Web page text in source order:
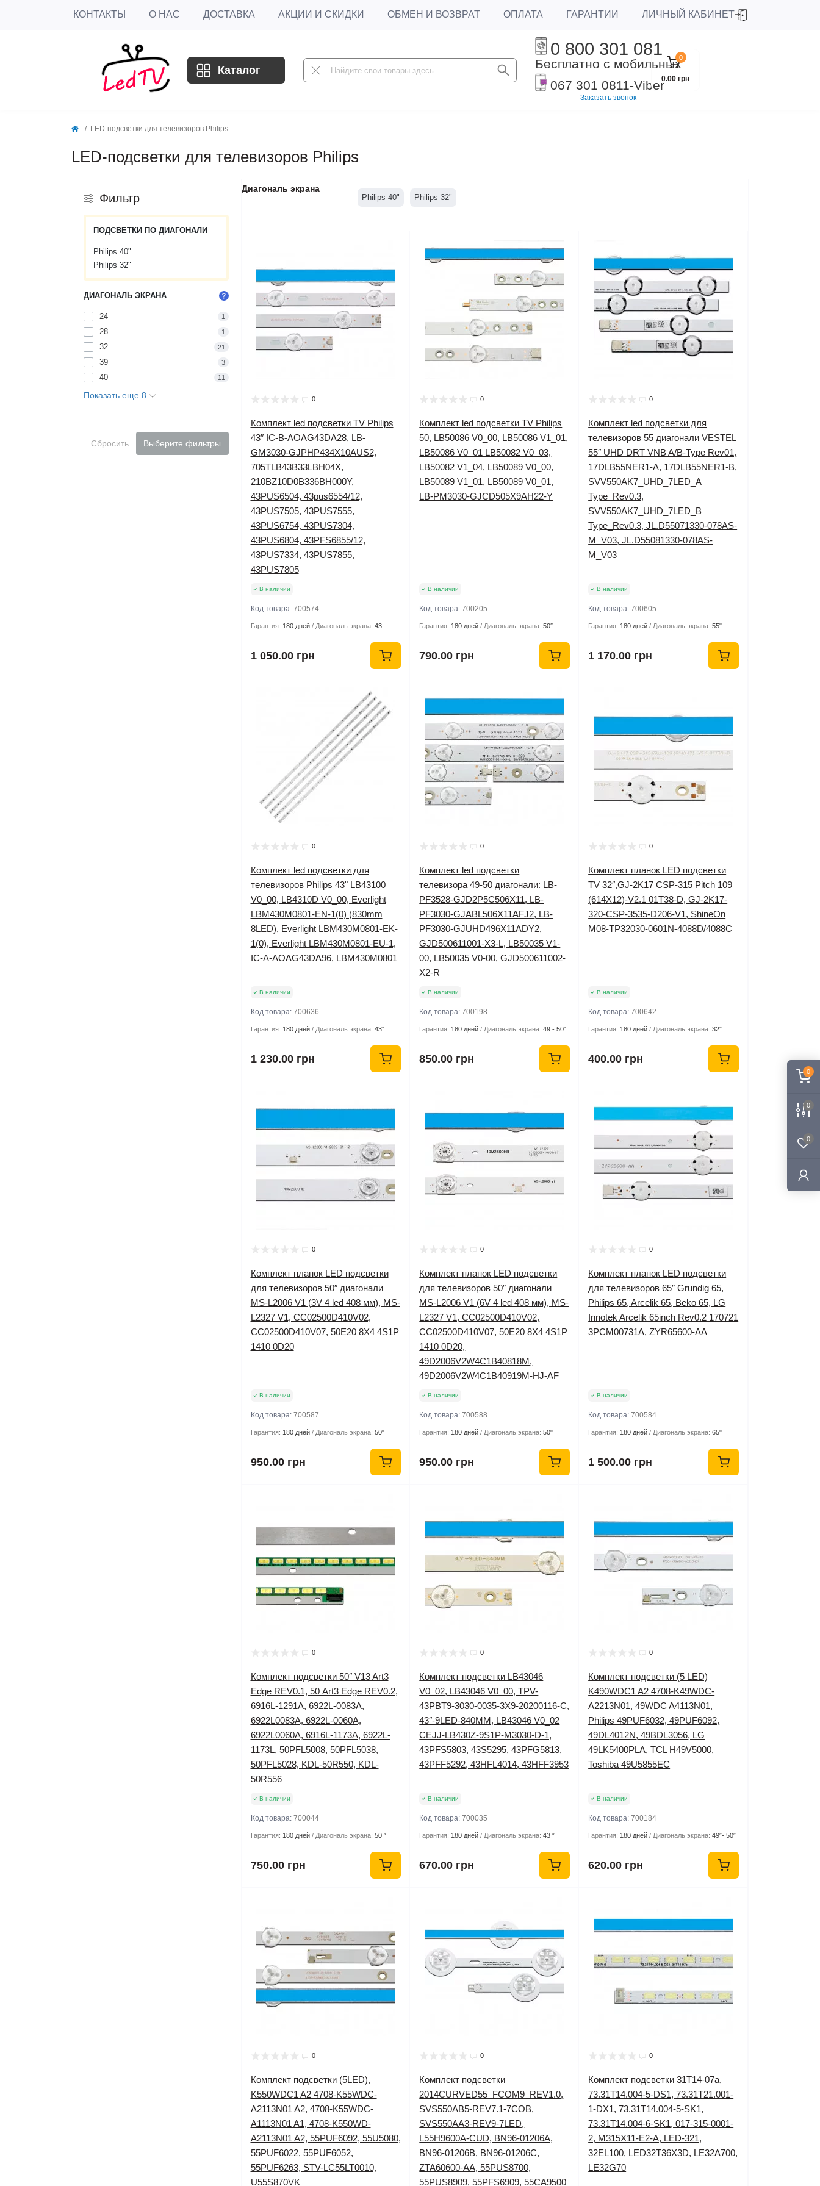
0
0
0
КОНТАКТЫ О НАС ДОСТАВКА АКЦИИ И СКИДКИ ОБМЕН И ВОЗВРАТ ОПЛАТА ГАРАНТИИ ЛИЧНЫЙ КАБИНЕТ
Каталог
0 800 301 081
Бесплатно с мобильных
067 301 0811-Viber
Заказать звонок
0
0.00 грн
LED-подсветки для телевизоров Philips
LED-подсветки для телевизоров Philips
Фильтр
ПОДСВЕТКИ ПО ДИАГОНАЛИ
Philips 40"
Philips 32"
ДИАГОНАЛЬ ЭКРАНА
24 1
28 1
32 21
39 3
40 11
Показать еще 8
Сбросить Выберите фильтры
Диагональ экрана
Philips 40" Philips 32"
0
Комплект led подсветки TV Philips
43″ IC-B-AOAG43DA28, LB-
GM3030-GJPHP434X10AUS2,
705TLB43B33LBH04X,
210BZ10D0B336BH000Y,
43PUS6504, 43pus6554/12,
43PUS7505, 43PUS7555,
43PUS6754, 43PUS7304,
43PUS6804, 43PFS6855/12,
43PUS7334, 43PUS7855,
43PUS7805
В наличии
Код товара: 700574
Гарантия: 180 дней Диагональ экрана: 43
1 050.00 грн
0
Комплект led подсветки TV Philips
50, LB50086 V0_00, LB50086 V1_01,
LB50086 V0_01 LB50082 V0_03,
LB50082 V1_04, LB50089 V0_00,
LB50089 V1_01, LB50089 V0_01,
LB-PM3030-GJCD505X9AH22-Y
В наличии
Код товара:700205
Гарантия: 180 дней Диагональ экрана: 50″
790.00 грн
0
Комплект led подсветки для
телевизоров 55 диагонали VESTEL
55″ UHD DRT VNB A/B-Type Rev01,
17DLB55NER1-A, 17DLB55NER1-B,
SVV550AK7_UHD_7LED_A
Type_Rev0.3,
SVV550AK7_UHD_7LED_B
Type_Rev0.3, JL.D55071330-078AS-
M_V03, JL.D55081330-078AS-
M_V03
В наличии
Код товара:700605
Гарантия: 180 дней Диагональ экрана: 55"
1 170.00 грн
0
Комплект led подсветки для
телевизоров Philips 43" LB43100
V0_00, LB4310D V0_00, Everlight
LBM430M0801-EN-1(0) (830mm
8LED), Everlight LBM430M0801-EK-
1(0), Everlight LBM430M0801-EU-1,
IC-A-AOAG43DA96, LBM430M0801
В наличии
Код товара: 700636
Гарантия: 180 дней Диагональ экрана: 43″
1 230.00 грн
0
Комплект led подсветки
телевизора 49-50 диагонали: LB-
PF3528-GJD2P5C506X11, LB-
PF3030-GJABL506X11AFJ2, LB-
PF3030-GJUHD496X11ADY2,
GJD500611001-X3-L, LB50035 V1-
00, LB50035 V0-00, GJD500611002-
X2-R
В наличии
Код товара:700198
Гарантия: 180 дней Диагональ экрана: 49 - 50″
850.00 грн
0
Комплект планок LED подсветки
TV 32″,GJ-2K17 CSP-315 Pitch 109
(614X12)-V2.1 01T38-D, GJ-2K17-
320-CSP-3535-D206-V1, ShineOn
M08-TP32030-0601N-4088D/4088C
В наличии
Код товара:700642
Гарантия: 180 дней Диагональ экрана: 32″
400.00 грн
0
Комплект планок LED подсветки
для телевизоров 50″ диагонали
MS-L2006 V1 (3V 4 led 408 мм), MS-
L2327 V1, CC02500D410V02,
CC02500D410V07, 50E20 8X4 4S1P
1410 0D20
В наличии
Код товара: 700587
Гарантия: 180 дней Диагональ экрана: 50"
950.00 грн
0
Комплект планок LED подсветки
для телевизоров 50″ диагонали
MS-L2006 V1 (6V 4 led 408 мм), MS-
L2327 V1, CC02500D410V02,
CC02500D410V07, 50E20 8X4 4S1P
1410 0D20,
49D2006V2W4C1B40818M,
49D2006V2W4C1B40919M-HJ-AF
В наличии
Код товара:700588
Гарантия: 180 дней Диагональ экрана: 50"
950.00 грн
0
Комплект планок LED подсветки
для телевизоров 65″ Grundig 65,
Philips 65, Arcelik 65, Beko 65, LG
Innotek Arcelik 65inch Rev0.2 170721
3PCM00731A, ZYR65600-AA
В наличии
Код товара:700584
Гарантия: 180 дней Диагональ экрана: 65"
1 500.00 грн
0
Комплект подсветки 50″ V13 Art3
Edge REV0.1, 50 Art3 Edge REV0.2,
6916L-1291A, 6922L-0083A,
6922L0083A, 6922L-0060A,
6922L0060A, 6916L-1173A, 6922L-
1173L, 50PFL5008, 50PFL5038,
50PFL5028, KDL-50R550, KDL-
50R556
В наличии
Код товара: 700044
Гарантия: 180 дней Диагональ экрана: 50 ″
750.00 грн
0
Комплект подсветки LB43046
V0_02, LB43046 V0_00, TPV-
43PBT9-3030-0035-3X9-20200116-C,
43″-9LED-840MM, LB43046 V0_02
CEJJ-LB430Z-9S1P-M3030-D-1,
43PFS5803, 43S5295, 43PFG5813,
43PFF5292, 43HFL4014, 43HFF3953
В наличии
Код товара:700035
Гарантия: 180 дней Диагональ экрана: 43 ″
670.00 грн
0
Комплект подсветки (5 LED)
K490WDC1 A2 4708-K49WDC-
A2213N01, 49WDC A4113N01,
Philips 49PUF6032, 49PUF6092,
49DL4012N, 49BDL3056, LG
49LK5400PLA, TCL H49V5000,
Toshiba 49U5855EC
В наличии
Код товара:700184
Гарантия: 180 дней Диагональ экрана: 49″- 50″
620.00 грн
0
Комплект подсветки (5LED),
K550WDC1 A2 4708-K55WDC-
A2113N01 A2, 4708-K55WDC-
A1113N01 A1, 4708-K550WD-
A2113N01 A2, 55PUF6092, 55U5080,
55PUF6022, 55PUF6052,
55PUF6263, STV-LC55LT0010,
U55S870VK
0
Комплект подсветки
2014CURVED55_FCOM9_REV1.0,
SVS550AB5-REV7.1-7COB,
SVS550AA3-REV9-7LED,
L55H9600A-CUD, BN96-01206A,
BN96-01206B, BN96-01206C,
ZTA60600-AA, 55PUS8700,
55PUS8909, 55PFS6909, 55CA9500
0
Комплект подсветки 31T14-07a,
73.31T14.004-5-DS1, 73.31T21.001-
1-DX1, 73.31T14.004-5-SK1,
73.31T14.004-6-SK1, 017-315-0001-
2, M315X11-E2-A, LED-321,
32EL100, LED32T36X3D, LE32A700,
LE32G70